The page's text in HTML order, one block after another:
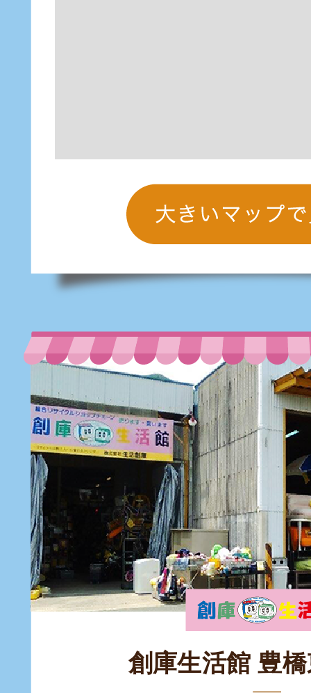
創庫生活館 豊